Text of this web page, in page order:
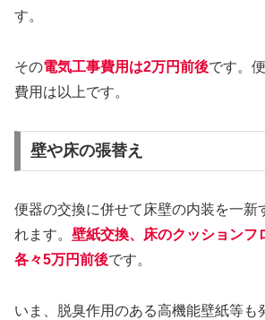
す。
その電気工事費用は2万円前後です。
費用は以上です。
壁や床の張替え
便器の交換に併せて床壁の内装を一新
れます。 壁紙交換、床のクッションフ
各々5万円前後です。
いま、脱臭作用のある高機能壁紙等も